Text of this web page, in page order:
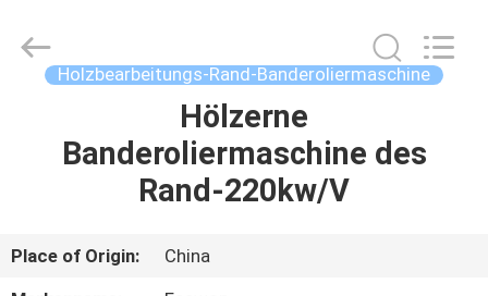
PRODUKTE
ÜBER
Export
Holzbearbeitungs-Rand-Banderoliermaschine
Hölzerne
Banderoliermaschine des
Rand-220kw/V
Place of Origin:
China